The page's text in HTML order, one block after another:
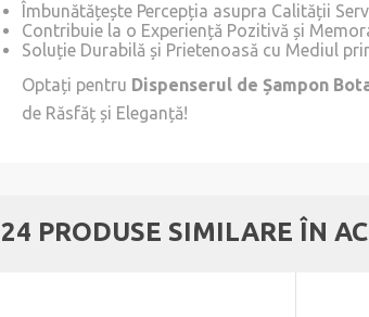
Îmbunătățește Percepția asupra Calității
Contribuie la o Experiență Pozitivă și
Soluție Durabilă și Prietenoasă cu Mediul
Optați pentru Dispenserul de Șampon
de Răsfăț și Eleganță!
24 PRODUSE SIMILARE ÎN